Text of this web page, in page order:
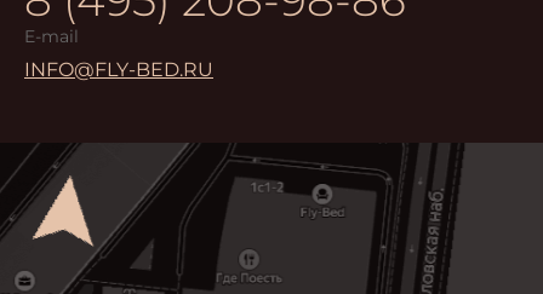
E-mail
INFO@FLY-BED.RU